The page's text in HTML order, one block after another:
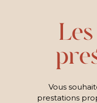
Vous
prestations